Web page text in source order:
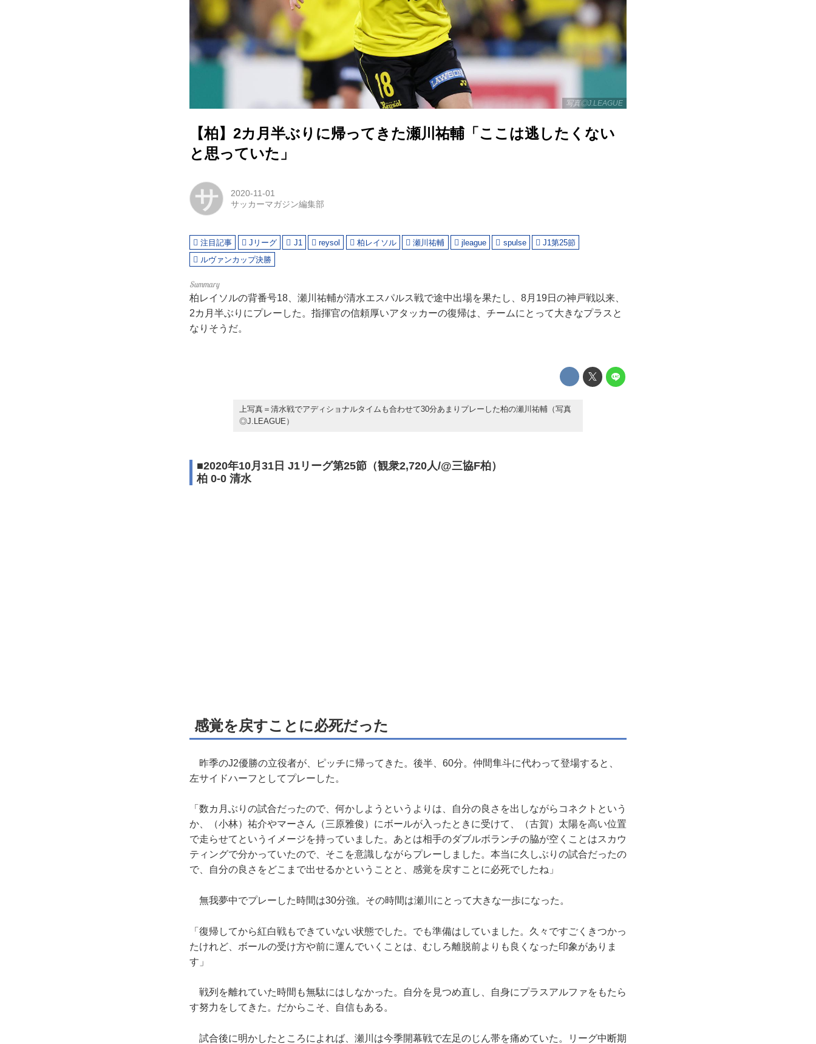
写真◎J.LEAGUE
【柏】2カ月半ぶりに帰ってきた瀬川祐輔「ここは逃したくない
と思っていた」
サ
2020-11-01
サッカーマガジン編集部
注目記事 Jリーグ J1 reysol 柏レイソル 瀬川祐輔 jleague spulse
J1第25節
ルヴァンカップ決勝
柏レイソルの背番号18、瀬川祐輔が清水エスパルス戦で途中出場を果たし、8月19日の神戸戦以来、
2カ月半ぶりにプレーした。指揮官の信頼厚いアタッカーの復帰は、チームにとって大きなプラスと
なりそうだ。
上写真＝清水戦でアディショナルタイムも合わせて30分あまりプレーした柏の瀬川祐輔（写真
◎J.LEAGUE）
■2020年10月31日 J1リーグ第25節（観衆2,720人/@三協F柏）
柏 0-0 清水
感覚を戻すことに必死だった
昨季のJ2優勝の立役者が、ピッチに帰ってきた。後半、60分。仲間隼斗に代わって登場すると、
左サイドハーフとしてプレーした。
「数カ月ぶりの試合だったので、何かしようというよりは、自分の良さを出しながらコネクトという
か、（小林）祐介やマーさん（三原雅俊）にボールが入ったときに受けて、（古賀）太陽を高い位置
で走らせてというイメージを持っていました。あとは相手のダブルボランチの脇が空くことはスカウ
ティングで分かっていたので、そこを意識しながらプレーしました。本当に久しぶりの試合だったの
で、自分の良さをどこまで出せるかということと、感覚を戻すことに必死でしたね」
無我夢中でプレーした時間は30分強。その時間は瀬川にとって大きな一歩になった。
「復帰してから紅白戦もできていない状態でした。でも準備はしていました。久々ですごくきつかっ
たけれど、ボールの受け方や前に運んでいくことは、むしろ離脱前よりも良くなった印象がありま
す」
戦列を離れていた時間も無駄にはしなかった。自分を見つめ直し、自身にプラスアルファをもたら
す努力をしてきた。だからこそ、自信もある。
試合後に明かしたところによれば、瀬川は今季開幕戦で左足のじん帯を痛めていた。リーグ中断期